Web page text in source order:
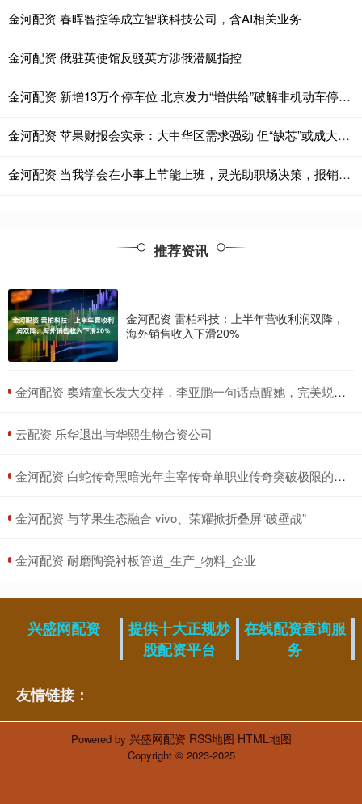
金河配资 春晖智控等成立智联科技公司，含AI相关业务
金河配资 俄驻英使馆反驳英方涉俄潜艇指控
金河配资 新增13万个停车位 北京发力“增供给”破解非机动车停放难题
金河配资 苹果财报会实录：大中华区需求强劲 但“缺芯”或成大问题
金河配资 当我学会在小事上节能上班，灵光助职场决策，报销效率飙升
推荐资讯
金河配资 雷柏科技：上半年营收利润双降，
海外销售收入下滑20%
​金河配资 窦靖童长发大变样，李亚鹏一句话点醒她，完美蜕变成女神！_外界压力_气质_个性
​云配资 乐华退出与华熙生物合资公司
​金河配资 白蛇传奇黑暗光年主宰传奇单职业传奇突破极限的关键道具--境界丹_玩家_巅峰_竞技
​金河配资 与苹果生态融合 vivo、荣耀掀折叠屏“破壁战”
​金河配资 耐磨陶瓷衬板管道_生产_物料_企业
兴盛网配资
提供十大正规炒
股配资平台
在线配资查询服
务
友情链接：
Powered by 兴盛网配资 RSS地图 HTML地图
Copyright © 2023-2025